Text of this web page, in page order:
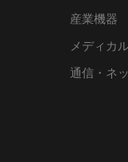
産業機器
メディカ
通信・ネ